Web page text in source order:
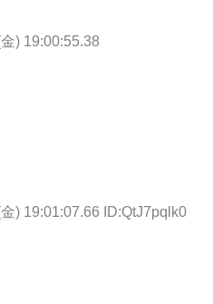
) 19:00:55.38
) 19:01:07.66 ID:QtJ7pqlk0